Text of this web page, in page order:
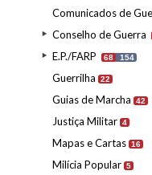
Comunicados de
Conselho de Guerra
E.P./FARP 68 154
Guerrilha 22
Guias de Marcha 42
Justiça Militar 4
Mapas e Cartas 16
Milícia Popular 5